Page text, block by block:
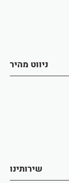
ניווט מהיר
שירותינו